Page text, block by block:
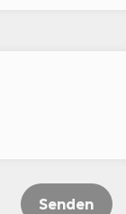
Senden